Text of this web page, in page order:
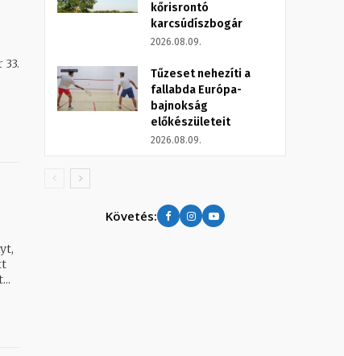
kőrisrontó
karcsúdíszbogár
2026.08.09.
Tűzeset nehezíti a
fallabda Európa-
bajnokság
előkészületeit
2026.08.09.
Követés: